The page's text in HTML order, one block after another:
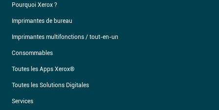
Pourquoi Xerox ?
Imprimantes de bureau
Imprimantes multifonctions / tout-en-un
Consommables
Toutes les Apps Xerox®
Toutes les Solutions Digitales
Services